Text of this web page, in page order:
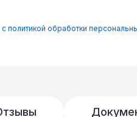
с политикой обработки